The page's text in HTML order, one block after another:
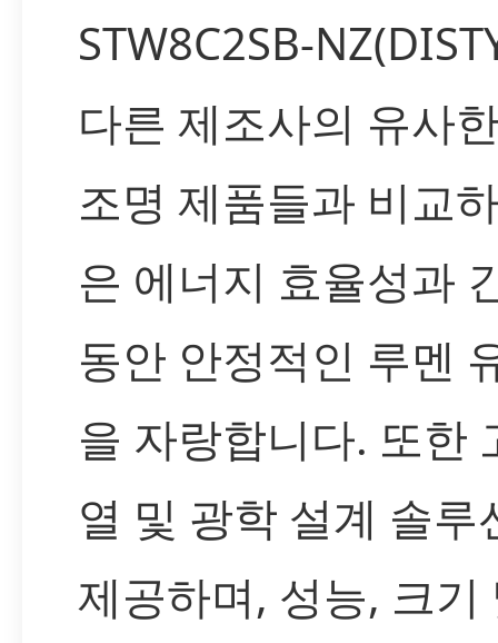
STW8C2SB-
다른 제조사의 유사
조명 제품들과 비교
은 에너지 효율성과
동안 안정적인 루멘
을 자랑합니다. 또한
열 및 광학 설계 솔루
제공하며, 성능, 크기